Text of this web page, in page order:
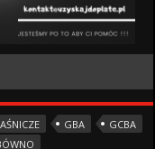
GBA
GCBA